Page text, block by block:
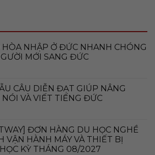
HÒA NHẬP Ở ĐỨC NHANH CHÓNG
MỚI SANG ĐỨC
CÂU DIỄN ĐẠT GIÚP NÂNG
VÀ VIẾT TIẾNG ĐỨC
ĐƠN HÀNG DU HỌC NGHỀ
VẬN HÀNH MÁY VÀ THIẾT BỊ
KỲ THÁNG 08/2027